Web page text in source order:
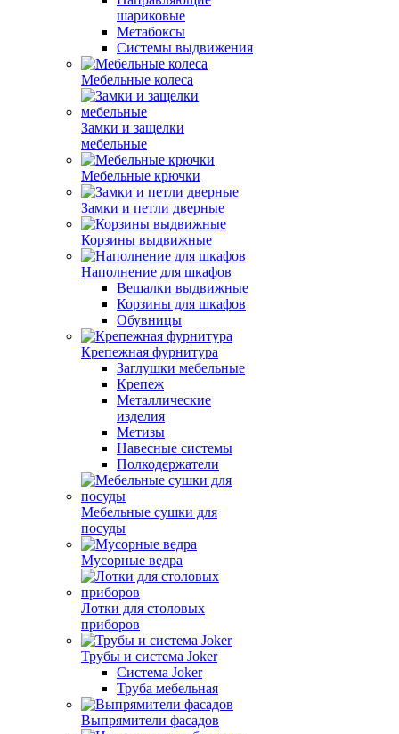
шариковые
Метабоксы
Системы выдвижения
Мебельные колеса
Замки и защелки
мебельные
Мебельные крючки
Замки и петли дверные
Корзины выдвижные
Наполнение для шкафов
Вешалки выдвижные
Корзины для шкафов
Обувницы
Крепежная фурнитура
Заглушки мебельные
Крепеж
Металлические
изделия
Метизы
Навесные системы
Полкодержатели
Мебельные сушки для
посуды
Мусорные ведра
Лотки для столовых
приборов
Трубы и система Joker
Система Joker
Труба мебельная
Выпрямители фасадов